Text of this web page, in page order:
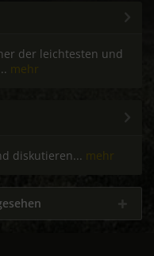
der leichtesten und
mehr
diskutieren... mehr